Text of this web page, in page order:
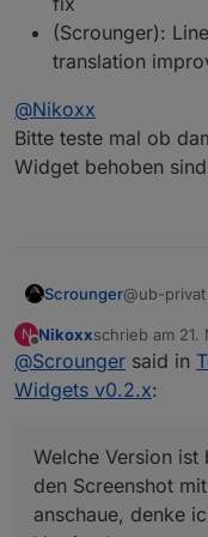
es passiert
nicht.
(Scrounger):
translation
@Nikoxx
Bitte teste mal ob
Widget behoben
Scrounger@ub-
ODER
Nein ein
Widgets
@ub-
Widgets
Eine
N
Offline
Nikoxxschrieb am 21.
zuletzt editiert
@Scrounger said in
Widgets v0.2.x:
Welche Version
den Screenshot
anschaue, denke